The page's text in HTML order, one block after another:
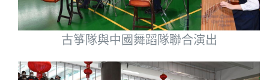
古箏隊與中國舞蹈隊聯合演出